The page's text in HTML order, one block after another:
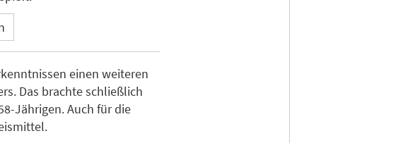
einen weiteren
Das brachte schließlich
Jährigen. Auch für die